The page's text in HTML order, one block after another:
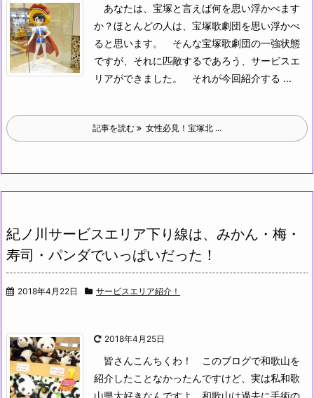
あなたは、宝塚と言えば何を思い浮かべます
か？ほとんどの人は、宝塚歌劇団を思い浮かべ
ると思います。
そんな宝塚歌劇団の一強状態
ですが、それに匹敵するであろう、サービスエ
リアができました。
それが今回紹介する ...
記事を読む 女性必見！宝塚北 ...
紀ノ川サービスエリア下り線は、みかん・梅・
寿司・パンダでいっぱいだった！
2018年4月22日 サービスエリア紹介！
2018年4月25日
皆さんこんちくわ！
このブログで和歌山を
紹介したことなかったんですけど、実は私和歌
山県大好きなんですよ。和歌山は過去に手術の